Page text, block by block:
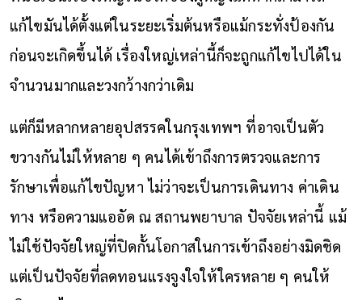
แก้ไขมันได้ตั้งแต่ในระยะเริ่มต้นหรือแม้กระทั่งป้องกัน
ก่อนจะเกิดขึ้นได้ เรื่องใหญ่เหล่านี้ก็จะถูกแก้ไขไปได้ใน
จำนวนมากและวงกว้างกว่าเดิม
แต่ก็มีหลากหลายอุปสรรคในกรุงเทพฯ ที่อาจเป็นตัว
ขวางกันไม่ให้หลาย ๆ คนได้เข้าถึงการตรวจและการ
รักษาเพื่อแก้ไขปัญหา ไม่ว่าจะเป็นการเดินทาง ค่าเดิน
ทาง หรือความแออัด ณ สถานพยาบาล ปัจจัยเหล่านี้ แม้
ไม่ใช้ปัจจัยใหญ่ที่ปิดกั้นโอกาสในการเข้าถึงอย่างมิดชิด
แต่เป็นปัจจัยที่ลดทอนแรงจูงใจให้ใครหลาย ๆ คนให้